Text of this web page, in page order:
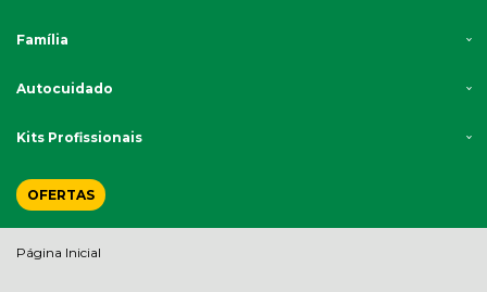
Família
Autocuidado
Kits Profissionais
OFERTAS
Página Inicial